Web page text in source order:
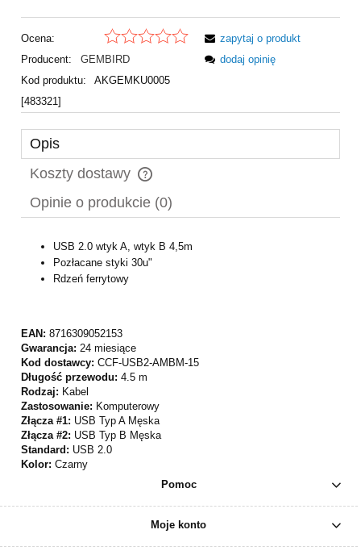
Ocena:
Producent:
GEMBIRD
Kod produktu:
AKGEMKU0005
[483321]
zapytaj o produkt
dodaj opinię
Opis
Koszty dostawy
Cena nie zawiera ewentualnych kosztów płatności
Opinie o produkcie (0)
USB 2.0 wtyk A, wtyk B 4,5m
Pozłacane styki 30u"
Rdzeń ferrytowy
EAN: 8716309052153
Gwarancja: 24 miesiące
Kod dostawcy: CCF-USB2-AMBM-15
Długość przewodu: 4.5 m
Rodzaj: Kabel
Zastosowanie: Komputerowy
Złącza #1: USB Typ A Męska
Złącza #2: USB Typ B Męska
Standard: USB 2.0
Kolor: Czarny
Pomoc
Moje konto